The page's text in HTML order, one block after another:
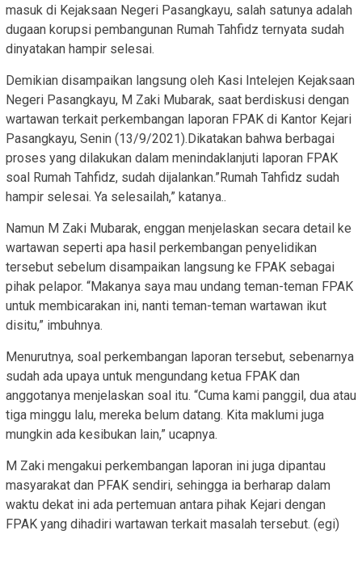
masuk di Kejaksaan Negeri Pasangkayu, salah satunya adalah
dugaan korupsi pembangunan Rumah Tahfidz ternyata sudah
dinyatakan hampir selesai.
Demikian disampaikan langsung oleh Kasi Intelejen Kejaksaan
Negeri Pasangkayu, M Zaki Mubarak, saat berdiskusi dengan
wartawan terkait perkembangan laporan FPAK di Kantor Kejari
Pasangkayu, Senin (13/9/2021).Dikatakan bahwa berbagai
proses yang dilakukan dalam menindaklanjuti laporan FPAK
soal Rumah Tahfidz, sudah dijalankan.”Rumah Tahfidz sudah
hampir selesai. Ya selesailah,” katanya..
Namun M Zaki Mubarak, enggan menjelaskan secara detail ke
wartawan seperti apa hasil perkembangan penyelidikan
tersebut sebelum disampaikan langsung ke FPAK sebagai
pihak pelapor. “Makanya saya mau undang teman-teman FPAK
untuk membicarakan ini, nanti teman-teman wartawan ikut
disitu,” imbuhnya.
Menurutnya, soal perkembangan laporan tersebut, sebenarnya
sudah ada upaya untuk mengundang ketua FPAK dan
anggotanya menjelaskan soal itu. “Cuma kami panggil, dua atau
tiga minggu lalu, mereka belum datang. Kita maklumi juga
mungkin ada kesibukan lain,” ucapnya.
M Zaki mengakui perkembangan laporan ini juga dipantau
masyarakat dan PFAK sendiri, sehingga ia berharap dalam
waktu dekat ini ada pertemuan antara pihak Kejari dengan
FPAK yang dihadiri wartawan terkait masalah tersebut. (egi)